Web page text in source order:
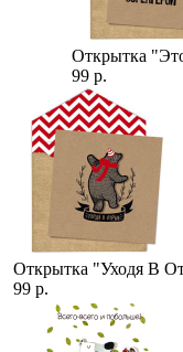
Открытка
99 р.
Открытка "Уходя В
99 р.